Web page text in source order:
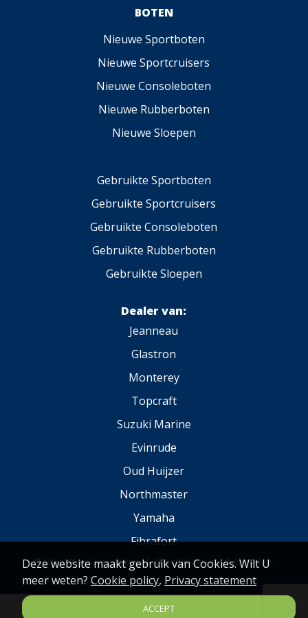
Deze website maakt gebruik van Cookies. Wilt U
meer weten?Cookie policy, Privacy statement
ACCEPT
BOTEN
Nieuwe Sportboten
Nieuwe Sportcruisers
Nieuwe Consoleboten
Nieuwe Rubberboten
Nieuwe Sloepen
Gebruikte Sportboten
Gebruikte Sportcruisers
Gebruikte Consoleboten
Gebruikte Rubberboten
Gebruikte Sloepen
Dealer van:
Jeanneau
Glastron
Monterey
Topcraft
Suzuki Marine
Evinrude
Oud Huijzer
Northmaster
Yamaha
Fibrafort
*Fouten in prijzen, opties of afbeeldingen voorbehouden.